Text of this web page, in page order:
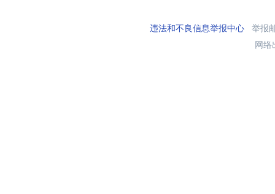
违法和不良信息举报中心举报
网